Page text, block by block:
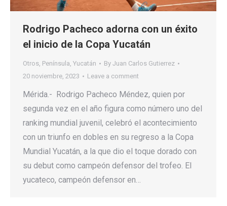
Rodrigo Pacheco adorna con un éxito
el inicio de la Copa Yucatán
Otros, Península, Yucatán By Juan Carlos Gutierrez
20 noviembre, 2023
Leave a comment
Mérida.- Rodrigo Pacheco Méndez, quien por
segunda vez en el año figura como número uno del
ranking mundial juvenil, celebró el acontecimiento
con un triunfo en dobles en su regreso a la Copa
Mundial Yucatán, a la que dio el toque dorado con
su debut como campeón defensor del trofeo. El
yucateco, campeón defensor en…